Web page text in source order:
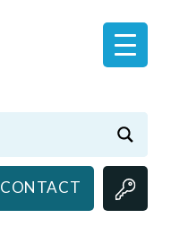
CONTACT